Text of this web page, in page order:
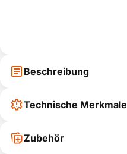
Beschreibung
Technische Merkmale
Zubehör